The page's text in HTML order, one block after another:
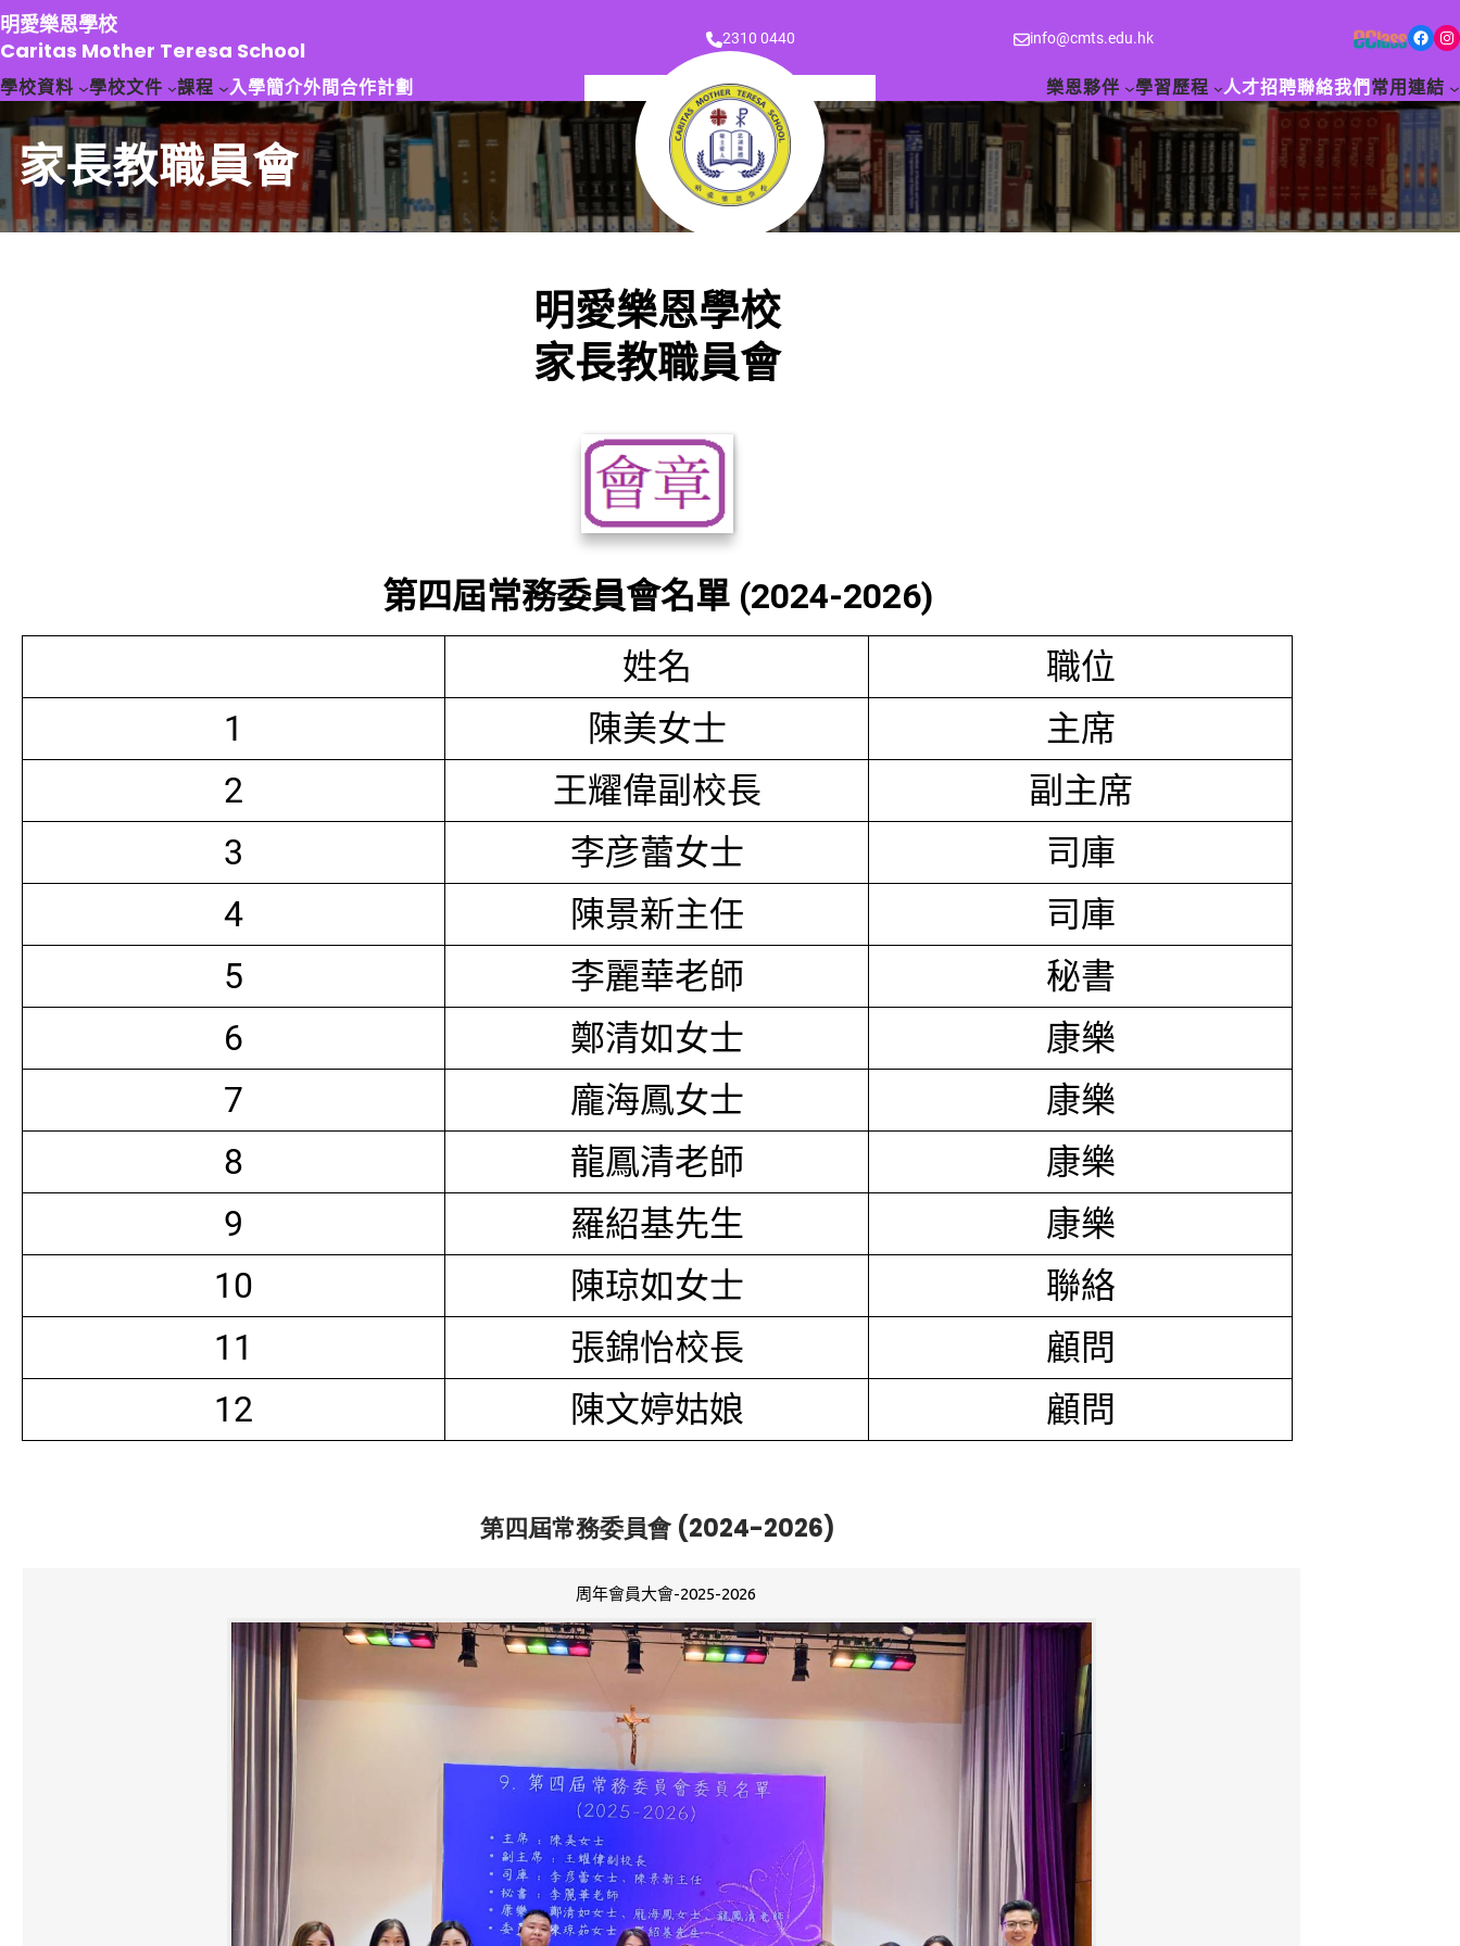
跳
至
主
要
容
明愛樂恩學校
Caritas Mother Teresa School
2310 0440 info@cmts.edu.hk Facebook Instagram
學校資料 學校文件 課程 入學簡介外間合作計劃 樂恩夥伴 學習歷程 人才招聘聯絡我們 常用連結
家長教職員會
明愛樂恩學校
家長教職員會
第四屆常務委員會名單 (2024-2026)
姓名
職位
1
陳美女士
主席
2
王耀偉副校長
副主席
3
李彦蕾女士
司庫
4
陳景新主任
司庫
5
李麗華老師
秘書
6
鄭清如女士
康樂
7
龐海鳳女士
康樂
8
龍鳳清老師
康樂
9
羅紹基先生
康樂
10
陳琼如女士
聯絡
11
張錦怡校長
顧問
12
陳文婷姑娘 顧問
第四屆常務委員會 (2024-2026)
周年會員大會-2025-2026